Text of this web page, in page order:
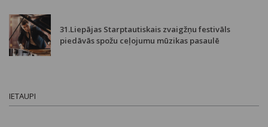
31.Liepājas Starptautiskais zvaigžņu festivāls
piedāvās spožu ceļojumu mūzikas pasaulē
IETAUPI